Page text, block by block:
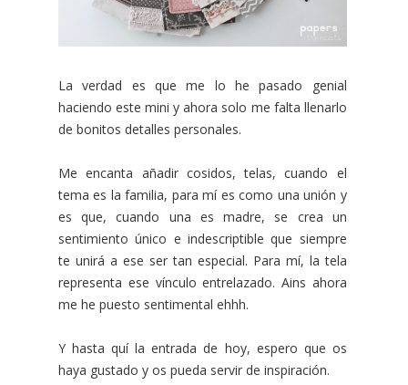
La verdad es que me lo he pasado genial
haciendo este mini y ahora solo me falta llenarlo
de bonitos detalles personales.
Me encanta añadir cosidos, telas, cuando el
tema es la familia, para mí es como una unión y
es que, cuando una es madre, se crea un
sentimiento único e indescriptible que siempre
te unirá a ese ser tan especial. Para mí, la tela
representa ese vínculo entrelazado. Ains ahora
me he puesto sentimental ehhh.
Y hasta quí la entrada de hoy, espero que os
haya gustado y os pueda servir de inspiración.